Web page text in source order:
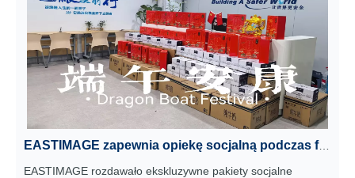
EASTIMAGE zapewnia opiekę socjalną podczas festiwalu Dragon Boat i organizuje wydarzenia kulturalne, wysyłając życzenia do wszystkich klientów na całym świecie
EASTIMAGE rozdawało ekskluzywne pakiety socjalne